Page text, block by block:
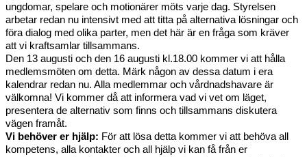
ungdomar, spelare och motionärer möts varje dag. Styrelsen
arbetar redan nu intensivt med att titta på alternativa lösningar och
föra dialog med olika parter, men det här är en fråga som kräver
att vi kraftsamlar tillsammans.
Den 13 augusti och den 16 augusti kl.18.00 kommer vi att hålla
medlemsmöten om detta. Märk någon av dessa datum i era
kalendrar redan nu. Alla medlemmar och vårdnadshavare är
välkomna! Vi kommer då att informera vad vi vet om läget,
presentera de alternativ som finns och tillsammans diskutera
vägen framåt.
Vi behöver er hjälp: För att lösa detta kommer vi att behöva all
kompetens, alla kontakter och all hjälp vi kan få från er